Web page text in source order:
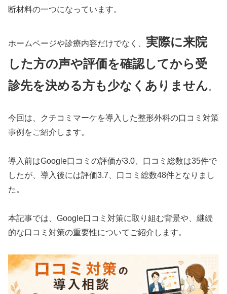
断材料の一つになっています。
ホームページや診療内容だけでなく、 実際に来院
した方の声や評価を確認してから受
診先を決める方も少なくありません。
今回は、クチコミマーケを導入した整形外科の口コミ対策
事例をご紹介します。
導入前はGoogle口コミの評価が3.0、口コミ総数は35件で
したが、導入後には評価3.7、口コミ総数48件となりまし
た。
本記事では、Google口コミ対策に取り組む背景や、継続
的な口コミ対策の重要性についてご紹介します。